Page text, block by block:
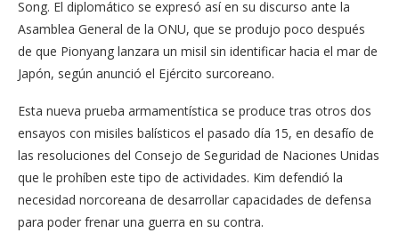
Song. El diplomático se expresó así en su discurso ante la
Asamblea General de la ONU, que se produjo poco después
de que Pionyang lanzara un misil sin identificar hacia el mar de
Japón, según anunció el Ejército surcoreano.
Esta nueva prueba armamentística se produce tras otros dos
ensayos con misiles balísticos el pasado día 15, en desafío de
las resoluciones del Consejo de Seguridad de Naciones Unidas
que le prohíben este tipo de actividades. Kim defendió la
necesidad norcoreana de desarrollar capacidades de defensa
para poder frenar una guerra en su contra.